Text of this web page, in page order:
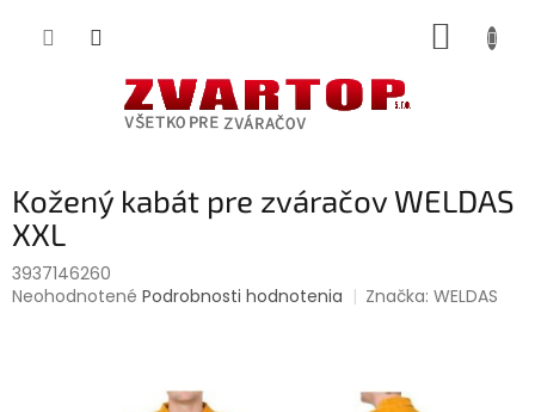
Kožený kabát pre zváračov WELDAS
XXL
3937146260
Priemerné
Neohodnotené Podrobnosti hodnotenia Značka:WELDAS